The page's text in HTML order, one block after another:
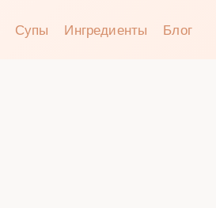
Супы Ингредиенты Блог